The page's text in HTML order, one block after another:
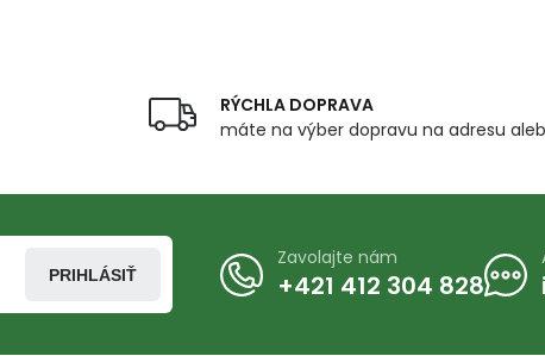
RÝCHLA DOPRAVA
máte na výber dopravu na adresu
PRIHLÁSIŤ
Zavolajte nám
+421 412 304 828